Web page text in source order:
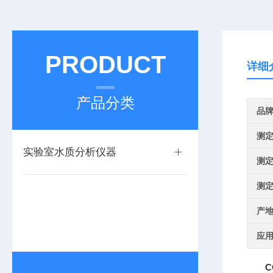
PRODUCT
产品分类
实验室水质分析仪器
详细
品牌
测
测
测
产
应